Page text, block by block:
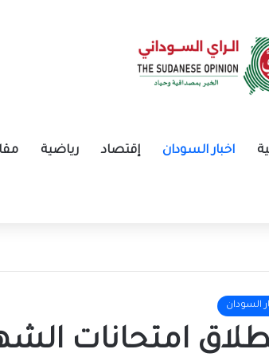
اخبار السودان إقتصاد رياضية
السودان
امتحانات